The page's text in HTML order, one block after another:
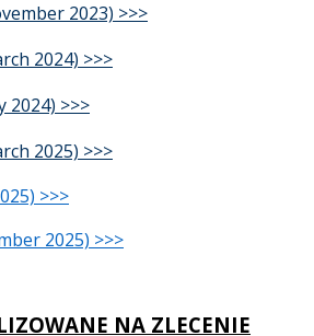
2023) >>>
2024) >>>
2024) >>>
2025) >>>
>>>
2025) >>>
NA ZLECENIE